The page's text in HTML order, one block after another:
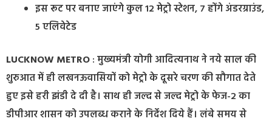
इस रूट पर बनाए जाएंगे कुल 12 मेट्रो स्टेशन, 7 होंगे अंडरग्राउंड,
5 एलिवेटेड
LUCKNOW METRO: मुख्यमंत्री योगी आदित्यनाथ ने नये साल की
शुरुआत में ही लखनऊवासियों को मेट्रो के दूसरे चरण की सौगात देते
हुए इसे हरी झंडी दे दी है। साथ ही जल्द से जल्द मेट्रो के फेज-2 का
डीपीआर शासन को उपलब्ध कराने के निर्देश दिये हैं। लंबे समय से